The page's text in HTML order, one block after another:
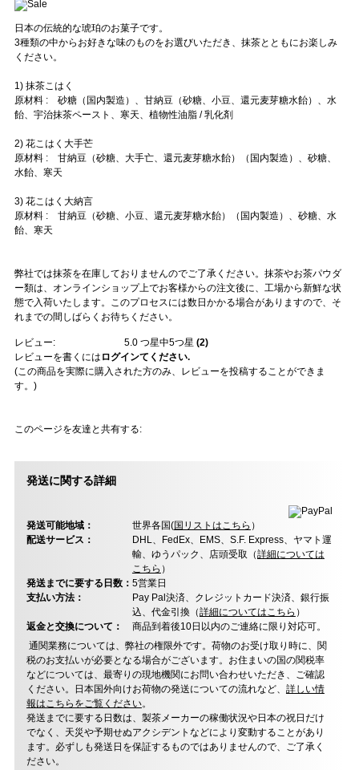
日本の伝統的な琥珀のお菓子です。
3種類の中からお好きな味のものをお選びいただき、抹茶とともにお楽しみ
ください。
1) 抹茶こはく
原材料 : 砂糖（国内製造）、甘納豆（砂糖、小豆、還元麦芽糖水飴）、水
飴、宇治抹茶ペースト、寒天、植物性油脂 / 乳化剤
2) 花こはく大手芒
原材料 : 甘納豆（砂糖、大手亡、還元麦芽糖水飴）（国内製造）、砂糖、
水飴、寒天
3) 花こはく大納言
原材料 : 甘納豆（砂糖、小豆、還元麦芽糖水飴）（国内製造）、砂糖、水
飴、寒天
弊社では抹茶を在庫しておりませんのでご了承ください。抹茶やお茶パウダ
ー類は、オンラインショップ上でお客様からの注文後に、工場から新鮮な状
態で入荷いたします。このプロセスには数日かかる場合がありますので、そ
れまでの間しばらくお待ちください。
レビュー: 5.0つ星中5つ星 (2)
レビューを書くには ログインてください.
(この商品を実際に購入された方のみ、レビューを投稿することができま
す。)
このページを友達と共有する:
発送に関する詳細
発送可能地域： 世界各国(国リストはこちら ）
配送サービス：
DHL、FedEx、EMS、S.F. Express、ヤマト運
輸、ゆうパック、店頭受取（詳細については
こちら ）
発送までに要する日数： 5営業日
支払い方法：
Pay Pal決済、クレジットカード決済、銀行振
込、代金引換（詳細についてはこちら ）
返金と交換について：
商品到着後10日以内のご連絡に限り対応可。
通関業務については、弊社の権限外です。荷物のお受け取り時に、関
税のお支払いが必要となる場合がございます。お住まいの国の関税率
などについては、最寄りの現地機関にお問い合わせいただき、ご確認
ください。日本国外向けお荷物の発送についての流れなど、 詳しい情
報はこちらをご覧ください。
発送までに要する日数は、製茶メーカーの稼働状況や日本の祝日だけ
でなく、天災や予期せぬアクシデントなどにより変動することがあり
ます。必ずしも発送日を保証するものではありませんので、ご了承く
ださい。